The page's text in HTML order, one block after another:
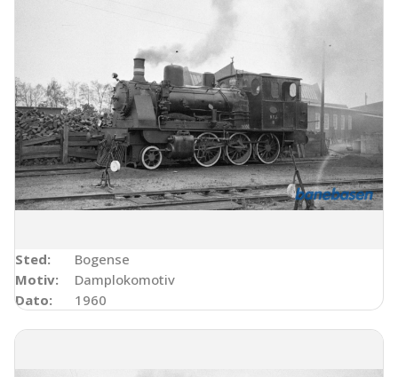
Sted:
Bogense
Motiv:
Damplokomotiv
Dato:
1960